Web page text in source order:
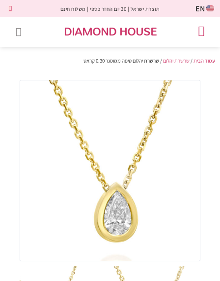
EN תוצרת ישראל | 30 יום החזר כספי | משלוח חינם
DIAMOND HOUSE
עמוד הבית / שרשרת יהלום/ שרשרת יהלום טיפה ממוסגר 0.30 קראט